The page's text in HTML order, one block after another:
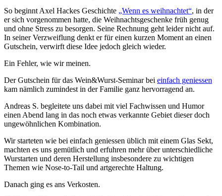
So beginnt Axel Hackes Geschichte „Wenn es weihnachtet“, in der
er sich vorgenommen hatte, die Weihnachtsgeschenke früh genug
und ohne Stress zu besorgen. Seine Rechnung geht leider nicht auf.
In seiner Verzweiflung denkt er für einen kurzen Moment an einen
Gutschein, verwirft diese Idee jedoch gleich wieder.
Ein Fehler, wie wir meinen.
Der Gutschein für das Wein&Wurst-Seminar bei einfach geniessen
kam nämlich zumindest in der Familie ganz hervorragend an.
Andreas S. begleitete uns dabei mit viel Fachwissen und Humor
einen Abend lang in das noch etwas verkannte Gebiet dieser doch
ungewöhnlichen Kombination.
Wir starteten wie bei einfach geniessen üblich mit einem Glas Sekt,
machten es uns gemütlich und erfuhren mehr über unterschiedliche
Wurstarten und deren Herstellung insbesondere zu wichtigen
Themen wie Nose-to-Tail und artgerechte Haltung.
Danach ging es ans Verkosten.